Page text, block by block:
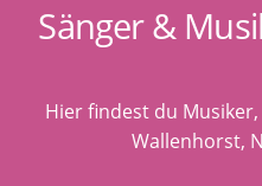
Sänger &
Hier findest du
Wallenhorst,